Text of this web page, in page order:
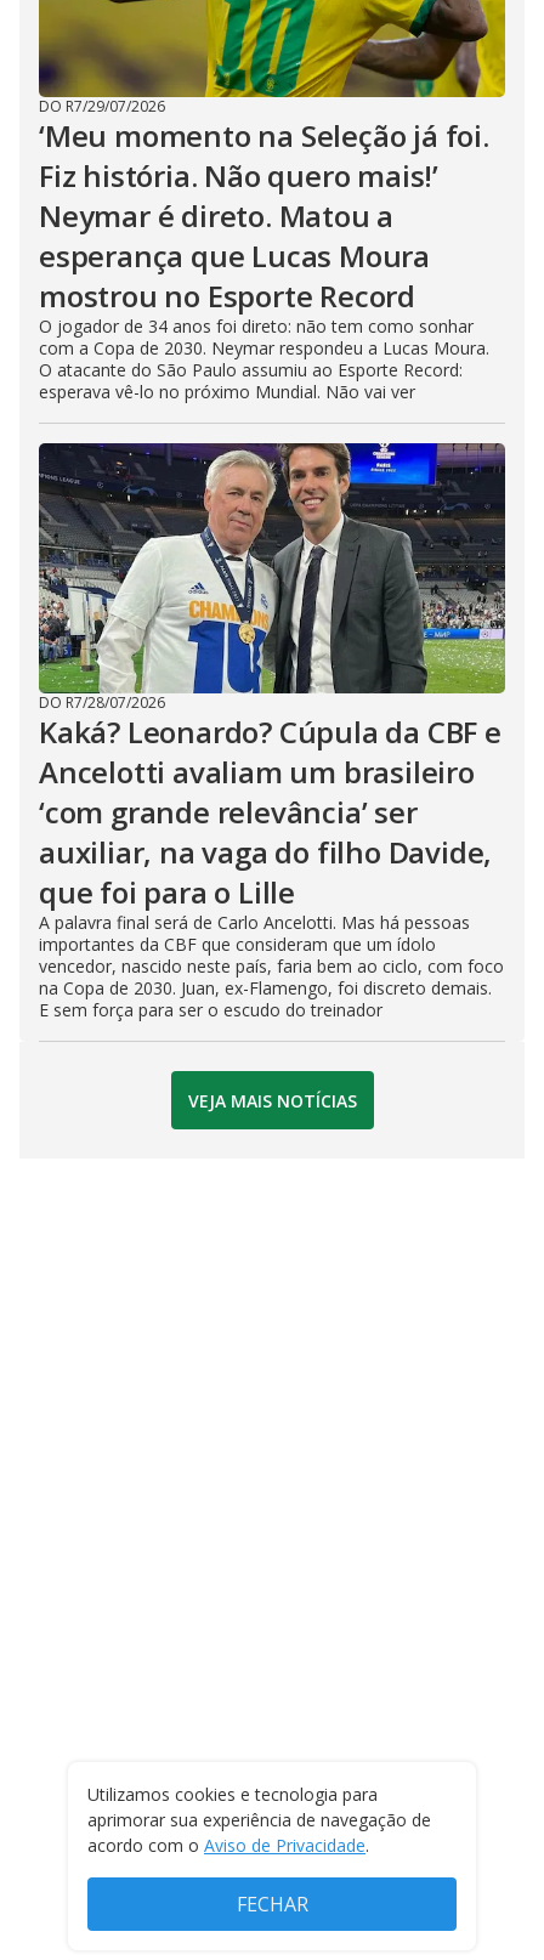
DO R7/29/07/2026
‘Meu momento na Seleção já foi.
Fiz história. Não quero mais!’
Neymar é direto. Matou a
esperança que Lucas Moura
mostrou no Esporte Record
O jogador de 34 anos foi direto: não tem como sonhar
com a Copa de 2030. Neymar respondeu a Lucas Moura.
O atacante do São Paulo assumiu ao Esporte Record:
esperava vê-lo no próximo Mundial. Não vai ver
DO R7/28/07/2026
Kaká? Leonardo? Cúpula da CBF e
Ancelotti avaliam um brasileiro
‘com grande relevância’ ser
auxiliar, na vaga do filho Davide,
que foi para o Lille
A palavra final será de Carlo Ancelotti. Mas há pessoas
importantes da CBF que consideram que um ídolo
vencedor, nascido neste país, faria bem ao ciclo, com foco
na Copa de 2030. Juan, ex-Flamengo, foi discreto demais.
E sem força para ser o escudo do treinador
VEJA MAIS NOTÍCIAS
Utilizamos cookies e tecnologia para
aprimorar sua experiência de navegação de
acordo com o Aviso de Privacidade.
FECHAR